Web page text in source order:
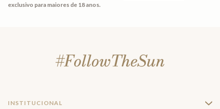
exclusivo para maiores de 18 anos.
INSTITUCIONAL +